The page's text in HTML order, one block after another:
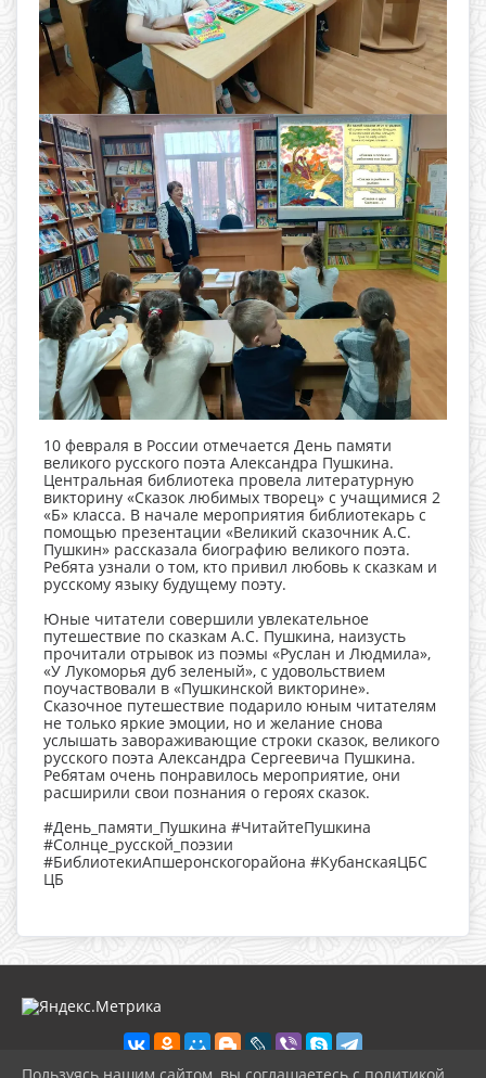
10 февраля в России отмечается День памяти
великого русского поэта Александра Пушкина.
Центральная библиотека провела литературную
викторину «Сказок любимых творец» с учащимися 2
«Б» класса. В начале мероприятия библиотекарь с
помощью презентации «Великий сказочник А.С.
Пушкин» рассказала биографию великого поэта.
Ребята узнали о том, кто привил любовь к сказкам и
русскому языку будущему поэту.
Юные читатели совершили увлекательное
путешествие по сказкам А.С. Пушкина, наизусть
прочитали отрывок из поэмы «Руслан и Людмила»,
«У Лукоморья дуб зеленый», с удовольствием
поучаствовали в «Пушкинской викторине».
Сказочное путешествие подарило юным читателям
не только яркие эмоции, но и желание снова
услышать завораживающие строки сказок, великого
русского поэта Александра Сергеевича Пушкина.
Ребятам очень понравилось мероприятие, они
расширили свои познания о героях сказок.
#День_памяти_Пушкина #ЧитайтеПушкина
#Солнце_русской_поэзии
#БиблиотекиАпшеронскогорайона #КубанскаяЦБС
ЦБ